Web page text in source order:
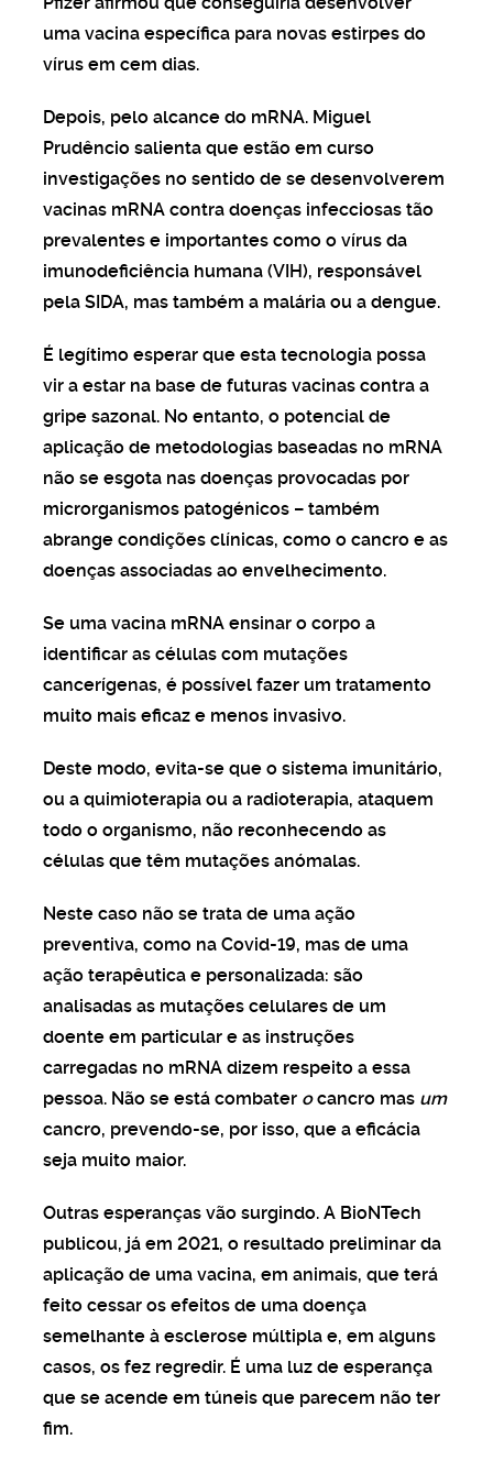
uma vacina específica para novas estirpes do
vírus em cem dias.
Depois, pelo alcance do mRNA. Miguel
Prudêncio salienta que estão em curso
investigações no sentido de se desenvolverem
vacinas mRNA contra doenças infecciosas tão
prevalentes e importantes como o vírus da
imunodeficiência humana (VIH), responsável
pela SIDA, mas também a malária ou a dengue.
É legítimo esperar que esta tecnologia possa
vir a estar na base de futuras vacinas contra a
gripe sazonal. No entanto, o potencial de
aplicação de metodologias baseadas no mRNA
não se esgota nas doenças provocadas por
microrganismos patogénicos – também
abrange condições clínicas, como o cancro e as
doenças associadas ao envelhecimento.
Se uma vacina mRNA ensinar o corpo a
identificar as células com mutações
cancerígenas, é possível fazer um tratamento
muito mais eficaz e menos invasivo.
Deste modo, evita-se que o sistema imunitário,
ou a quimioterapia ou a radioterapia, ataquem
todo o organismo, não reconhecendo as
células que têm mutações anómalas.
Neste caso não se trata de uma ação
preventiva, como na Covid-19, mas de uma
ação terapêutica e personalizada: são
analisadas as mutações celulares de um
doente em particular e as instruções
carregadas no mRNA dizem respeito a essa
pessoa. Não se está combater ocancro mas um
cancro, prevendo-se, por isso, que a eficácia
seja muito maior.
Outras esperanças vão surgindo. A BioNTech
publicou, já em 2021, o resultado preliminar da
aplicação de uma vacina, em animais, que terá
feito cessar os efeitos de uma doença
semelhante à esclerose múltipla e, em alguns
casos, os fez regredir. É uma luz de esperança
que se acende em túneis que parecem não ter
fim.